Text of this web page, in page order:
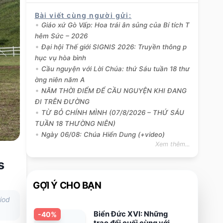
Bài viết cùng người gửi :
Giáo xứ Gò Vấp: Hoa trái ân sủng của Bí tích T
hêm Sức – 2026
Đại hội Thế giới SIGNIS 2026: Truyền thông p
hục vụ hòa bình
Cầu nguyện với Lời Chúa: thứ Sáu tuần 18 thư
ờng niên năm A
NĂM THỜI ĐIỂM ĐỂ CẦU NGUYỆN KHI ĐANG
ĐI TRÊN ĐƯỜNG
TỪ BỎ CHÍNH MÌNH (07/8/2026 – THỨ SÁU
TUẦN 18 THƯỜNG NIÊN)
Ngày 06/08: Chúa Hiển Dung (+video)
Xem thêm...
GỢI Ý CHO BẠN
-40%
Biển Đức XVI: Những